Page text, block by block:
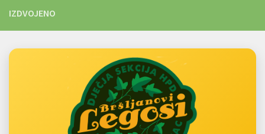
IZDVOJENO